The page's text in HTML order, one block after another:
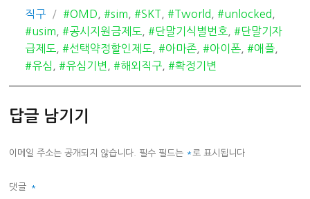
카
테
고
리
직구
태
그
#OMD #sim #SKT #Tworld #unlocked
#usim ,#공시지원금제도 ,#단말기식별번호 ,#단말기자
급제도
,#선택약정할인제도 ,#아마존 ,#아이폰 ,#애플
#유심
,#유심기변 ,#해외직구 ,#확정기변
답글 남기기
이메일 주소는 공개되지 않습니다. 필수 필드는 *로 표시됩니다
댓글 *